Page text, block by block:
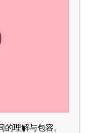
理解与包容。